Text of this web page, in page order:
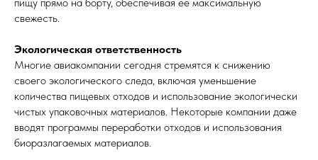
свежесть.
Экологическая ответственность
Многие авиакомпании сегодня стремятся к снижению
своего экологического следа, включая уменьшение
количества пищевых отходов и использование экологически
чистых упаковочных материалов. Некоторые компании даже
вводят программы переработки отходов и использования
биоразлагаемых материалов.